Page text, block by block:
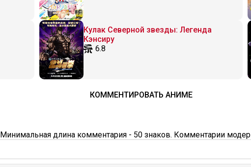
Кулак Северной звезды: Легенда
Кэнсиру
6.8
КОММЕНТИРОВАТЬ АНИМЕ
Минимальная длина комментария - 50 знаков. Комментарии